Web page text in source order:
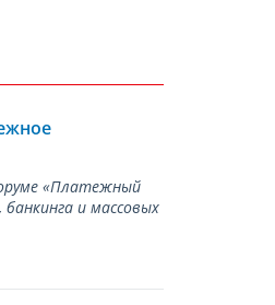
«Платежный
и массовых